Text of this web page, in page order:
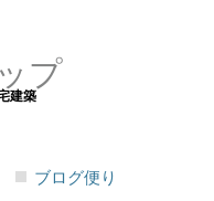
プ
建築
ブログ便り